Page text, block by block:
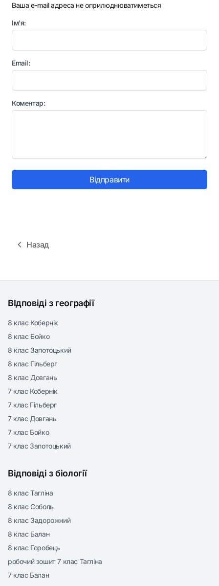
Ваша e-mail адреса не оприлюднюватиметься
Ім'я:
Email:
Коментар:
Відправити
Назад
ВІдповіді з географії
8 клас Кобернік
8 клас Бойко
8 клас Запотоцький
8 клас Гільберг
8 клас Довгань
7 клас Кобернік
7 клас Гільберг
7 клас Довгань
7 клас Бойко
7 клас Запотоцький
Відповіді з біології
8 клас Тагліна
8 клас Соболь
8 клас Задорожний
8 клас Балан
8 клас Горобець
робочий зошит 7 клас Тагліна
7 клас Балан